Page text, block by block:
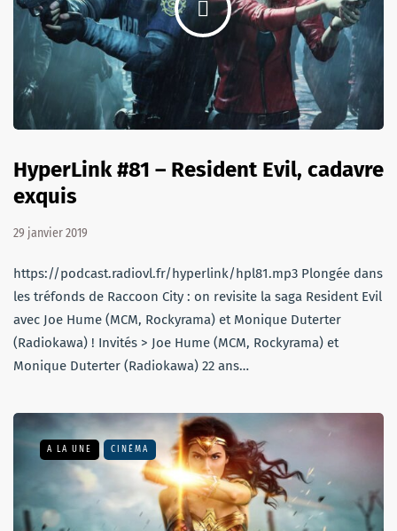
HyperLink #81 – Resident Evil, cadavre
exquis
29 janvier 2019
https://podcast.radiovl.fr/hyperlink/hpl81.mp3 Plongée dans
les tréfonds de Raccoon City : on revisite la saga Resident Evil
avec Joe Hume (MCM, Rockyrama) et Monique Duterter
(Radiokawa) ! Invités > Joe Hume (MCM, Rockyrama) et
Monique Duterter (Radiokawa) 22 ans…
A LA UNE CINÉMA